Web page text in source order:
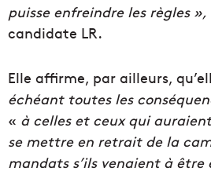
puisse enfreindre les règles »,
candidate LR.
Elle affirme, par ailleurs,
échéant toutes les
« à celles et ceux qui
se mettre en retrait de la
mandats s’ils venaient à être